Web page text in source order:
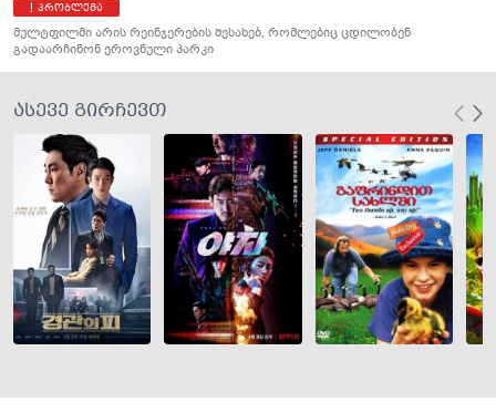
პრობლემა
მულტფილმი არის რეინჯერების შესახებ, რომლებიც ცდილობენ
გადაარჩინონ ეროვნული პარკი
ასევე გირჩევთ